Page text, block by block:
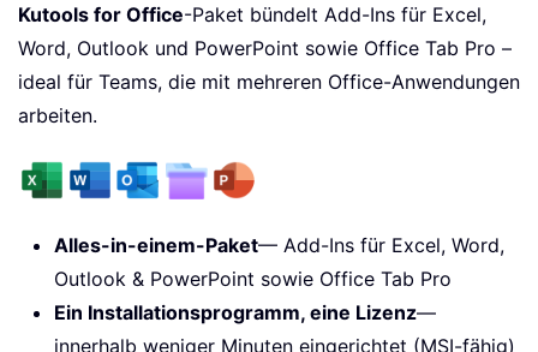
Kutools for Office-Paket bündelt Add-Ins für Excel,
Word, Outlook und PowerPoint sowie Office Tab Pro –
ideal für Teams, die mit mehreren Office-Anwendungen
arbeiten.
Alles-in-einem-Paket— Add-Ins für Excel, Word,
Outlook & PowerPoint sowie Office Tab Pro
Ein Installationsprogramm, eine Lizenz—
innerhalb weniger Minuten eingerichtet (MSI-fähig)